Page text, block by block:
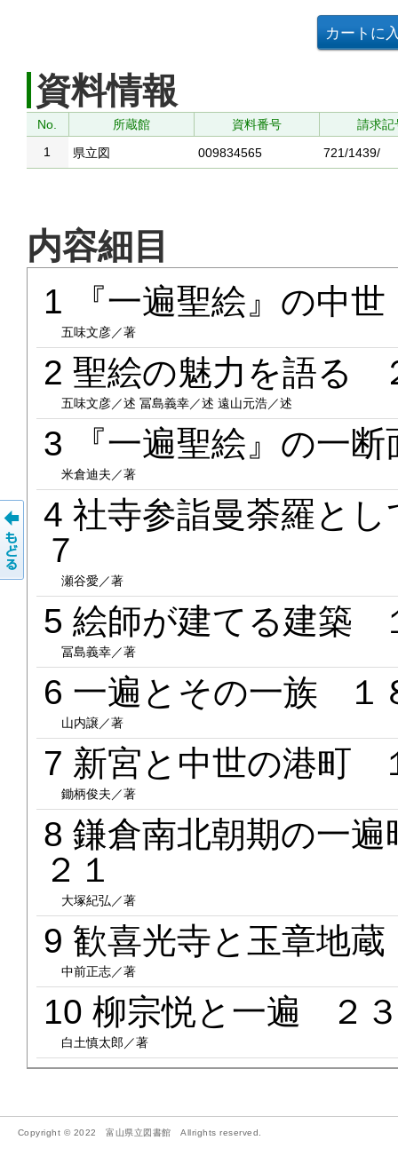
資料情報
No. 所蔵館 資料番号
請求記
1
県立図 009834565 721/1439/
内容細目
1 『一遍聖絵』の中
五味文彦／著
2 聖絵の魅力を語る
五味文彦／述 冨島義幸／述 遠山元浩／述
3 『一遍聖絵』の一
米倉迪夫／著
4 社寺参詣曼荼羅と
７
瀬谷愛／著
5 絵師が建てる建築
冨島義幸／著
6 一遍とその一族 １
山内譲／著
7 新宮と中世の港町
鋤柄俊夫／著
8 鎌倉南北朝期の一
２１
大塚紀弘／著
9 歓喜光寺と玉章地
中前正志／著
10 柳宗悦と一遍 ２
白土慎太郎／著
Copyright © 2022 富山県立図書館 Allrights reserved.